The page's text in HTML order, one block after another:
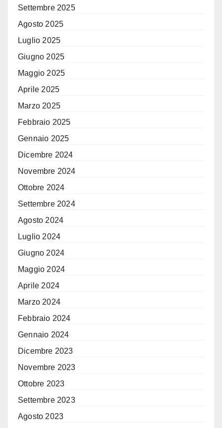
Settembre 2025
Agosto 2025
Luglio 2025
Giugno 2025
Maggio 2025
Aprile 2025
Marzo 2025
Febbraio 2025
Gennaio 2025
Dicembre 2024
Novembre 2024
Ottobre 2024
Settembre 2024
Agosto 2024
Luglio 2024
Giugno 2024
Maggio 2024
Aprile 2024
Marzo 2024
Febbraio 2024
Gennaio 2024
Dicembre 2023
Novembre 2023
Ottobre 2023
Settembre 2023
Agosto 2023